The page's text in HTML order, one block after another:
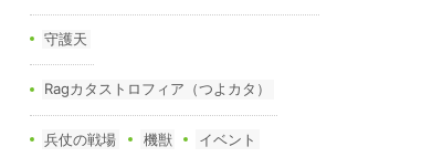
守護天
Ragカタストロフィア（つよカタ）
兵仗の戦場 機獣 イベント